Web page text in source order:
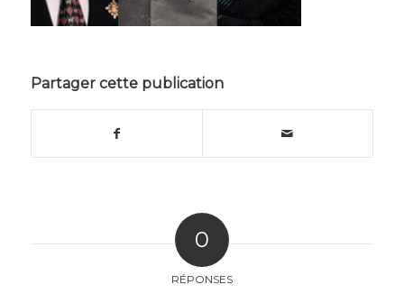
Partager cette publication
0
RÉPONSES